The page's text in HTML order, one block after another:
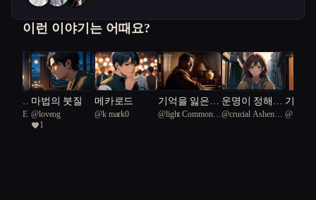
이런 이야기는 어때요?
이의 마법의 붓질
@loveog
1
메카로드
@k mark0
기억을 잃은
아버지와 상처
@light Common
운명이 정해진
도시에서 혼자
@crucial Ashen-
기억
소녀
@슈니